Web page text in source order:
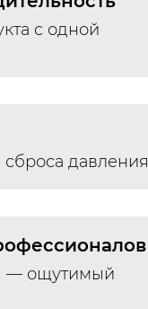
с одной
давления
— ощутимый